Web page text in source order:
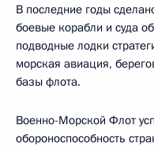
В последние годы
боевые корабли и суда
подводные лодки
морская авиация,
базы флота.
Военно-Морской Флот
обороноспособность